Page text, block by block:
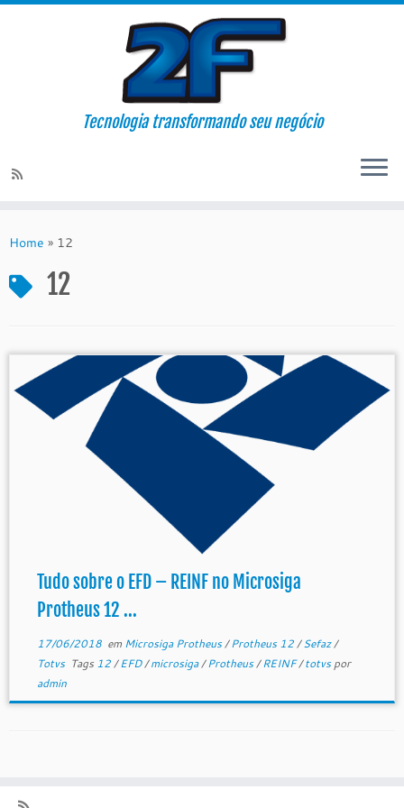
Tecnologia transformando seu negócio
Home » 12
12
Tudo sobre o EFD – REINF no Microsiga
Protheus 12 ...
17/06/2018em Microsiga Protheus/Protheus 12/Sefaz/
Totvs Tags 12/EFD/microsiga/Protheus/REINF/totvspor
admin